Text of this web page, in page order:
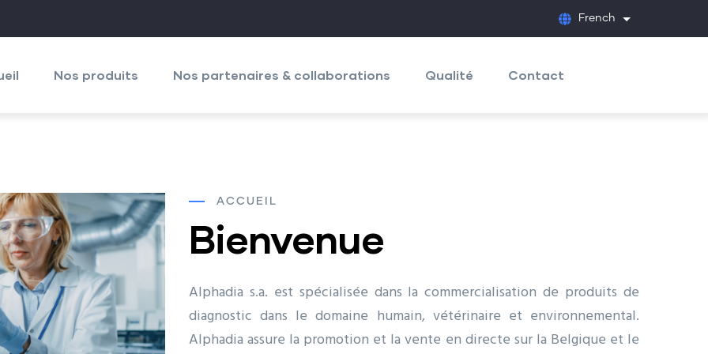
French List additional
Nos produits Nos partenaires & collaborations Qualité Contact
ACCUEIL
Bienvenue
Alphadia s.a. est spécialisée dans la commercialisation de produits de
diagnostic dans le domaine humain, vétérinaire et environnemental.
Alphadia assure la promotion et la vente en directe sur la Belgique et le